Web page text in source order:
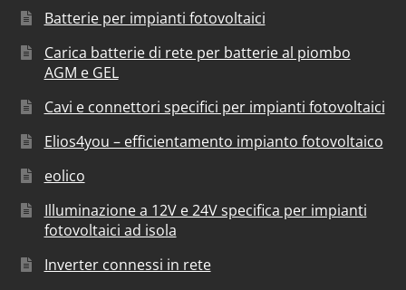
Batterie per impianti fotovoltaici
Carica batterie di rete per batterie al piombo
AGM e GEL
Cavi e connettori specifici per impianti fotovoltaici
Elios4you – efficientamento impianto fotovoltaico
eolico
Illuminazione a 12V e 24V specifica per impianti
fotovoltaici ad isola
Inverter connessi in rete